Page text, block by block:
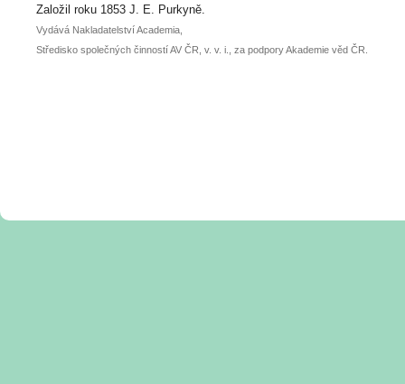
posteru je už 30. června.
Založil roku 1853 J. E. Purkyně.
Vydává Nakladatelství Academia,
Středisko společných činností AV ČR, v. v. i., za podpory Akademie věd ČR.